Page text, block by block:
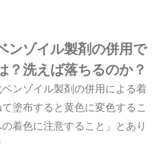
ンゾイル製剤の併用で
？洗えば落ちるのか？
ンゾイル製剤の併用による着
塗布すると黄色に変色するこ
着色に注意すること」とあり